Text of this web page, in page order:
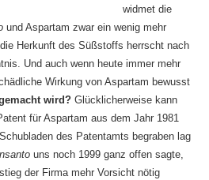
widmet die
und Aspartam zwar ein wenig mehr
Herkunft des Süßstoffs herrscht nach
Und auch wenn heute immer mehr
Wirkung von Aspartam bewusst
wird?Glücklicherweise kann
für Aspartam aus dem Jahr 1981
des Patentamts begraben lag
uns noch 1999 ganz offen sagte,
der Firma mehr Vorsicht nötig